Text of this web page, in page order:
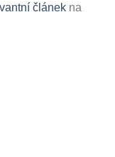
článek na